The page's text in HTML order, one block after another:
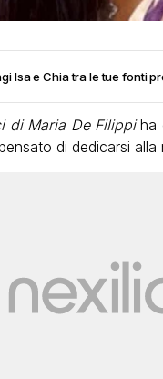
Isa e Chia tra le tue fonti
di Maria De Filippiha
di dedicarsi alla